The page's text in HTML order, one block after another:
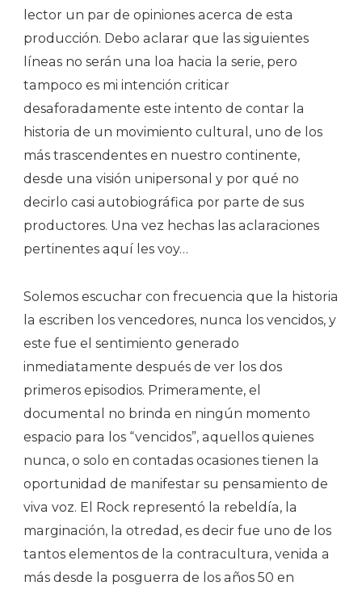
lector un par de opiniones acerca de esta
producción. Debo aclarar que las siguientes
líneas no serán una loa hacia la serie, pero
tampoco es mi intención criticar
desaforadamente este intento de contar la
historia de un movimiento cultural, uno de los
más trascendentes en nuestro continente,
desde una visión unipersonal y por qué no
decirlo casi autobiográfica por parte de sus
productores. Una vez hechas las aclaraciones
pertinentes aquí les voy…
Solemos escuchar con frecuencia que la historia
la escriben los vencedores, nunca los vencidos, y
este fue el sentimiento generado
inmediatamente después de ver los dos
primeros episodios. Primeramente, el
documental no brinda en ningún momento
espacio para los “vencidos”, aquellos quienes
nunca, o solo en contadas ocasiones tienen la
oportunidad de manifestar su pensamiento de
viva voz. El Rock representó la rebeldía, la
marginación, la otredad, es decir fue uno de los
tantos elementos de la contracultura, venida a
más desde la posguerra de los años 50 en